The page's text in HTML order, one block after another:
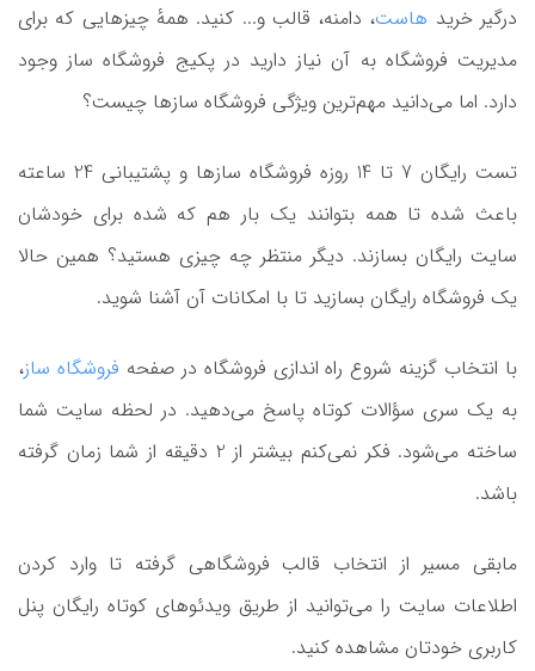
درگیر خرید هاست، دامنه، قالب و... کنید. همهٔ چیزهایی که برای
مدیریت فروشگاه به آن نیاز دارید در پکیج فروشگاه ساز وجود
دارد. اما می‌دانید مهم‌ترین ویژگی فروشگاه سازها چیست؟
تست رایگان 7 تا 14 روزه فروشگاه سازها و پشتیبانی 24 ساعته
باعث شده تا همه بتوانند یک بار هم که شده برای خودشان
سایت رایگان بسازند. دیگر منتظر چه چیزی هستید؟ همین حالا
یک فروشگاه رایگان بسازید تا با امکانات آن آشنا شوید.
با انتخاب گزینه شروع راه اندازی فروشگاه در صفحه فروشگاه ساز،
به یک سری سؤالات کوتاه پاسخ می‌دهید. در لحظه سایت شما
ساخته می‌شود. فکر نمی‌کنم بیشتر از 2 دقیقه از شما زمان گرفته
باشد.
مابقی مسیر از انتخاب قالب فروشگاهی گرفته تا وارد کردن
اطلاعات سایت را می‌توانید از طریق ویدئوهای کوتاه رایگان پنل
کاربری خودتان مشاهده کنید.